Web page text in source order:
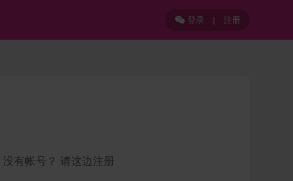
登录 | 注册
没有帐号？ 请这边注册